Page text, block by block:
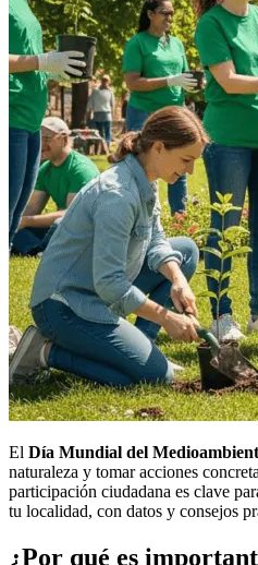
El Día Mundial del
naturaleza y tomar acciones
participación ciudadana es clave
tu localidad, con datos y consejos
¿Por qué es